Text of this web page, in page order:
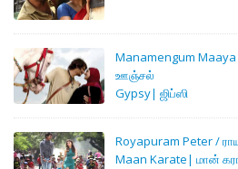
Manamengum
ஊஞ்சல்
Gypsy| ஜிப்ஸி
Royapuram Peter /
Maan Karate| மான்